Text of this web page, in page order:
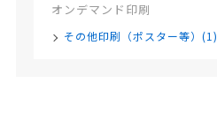
オンデマンド印刷
その他印刷（ポスター等）(1)